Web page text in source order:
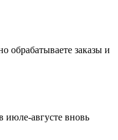
обрабатываете заказы и
июле-августе вновь